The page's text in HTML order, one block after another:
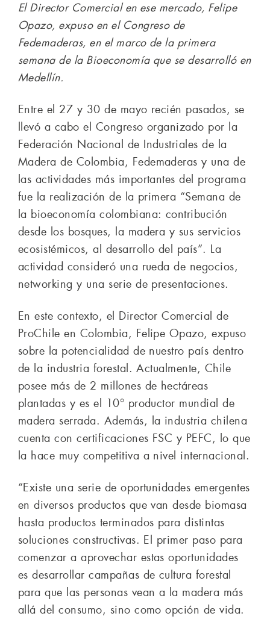
El Director Comercial en ese mercado, Felipe
Opazo, expuso en el Congreso de
Fedemaderas, en el marco de la primera
semana de la Bioeconomía que se desarrolló en
Medellín.
Entre el 27 y 30 de mayo recién pasados, se
llevó a cabo el Congreso organizado por la
Federación Nacional de Industriales de la
Madera de Colombia, Fedemaderas y una de
las actividades más importantes del programa
fue la realización de la primera “Semana de
la bioeconomía colombiana: contribución
desde los bosques, la madera y sus servicios
ecosistémicos, al desarrollo del país”. La
actividad consideró una rueda de negocios,
networking y una serie de presentaciones.
En este contexto, el Director Comercial de
ProChile en Colombia, Felipe Opazo, expuso
sobre la potencialidad de nuestro país dentro
de la industria forestal. Actualmente, Chile
posee más de 2 millones de hectáreas
plantadas y es el 10° productor mundial de
madera serrada. Además, la industria chilena
cuenta con certificaciones FSC y PEFC, lo que
la hace muy competitiva a nivel internacional.
“Existe una serie de oportunidades emergentes
en diversos productos que van desde biomasa
hasta productos terminados para distintas
soluciones constructivas. El primer paso para
comenzar a aprovechar estas oportunidades
es desarrollar campañas de cultura forestal
para que las personas vean a la madera más
allá del consumo, sino como opción de vida.